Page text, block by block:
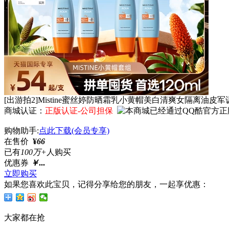
[出游拍2]Mistine蜜丝婷防晒霜乳小黄帽美白清爽女隔离油皮军
商城认证： 正版认证-公司担保
购物助手:点此下载(会员专享)
在售价 ¥66
已有100万+ 人购买
优惠券 ￥...
立即购买
如果您喜欢此宝贝，记得分享给您的朋友，一起享优惠：
大家都在抢